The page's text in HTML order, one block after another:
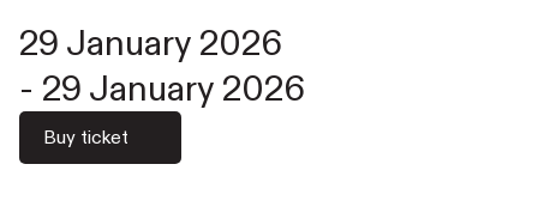
29 January 2026
- 29 January 2026
Buy ticket